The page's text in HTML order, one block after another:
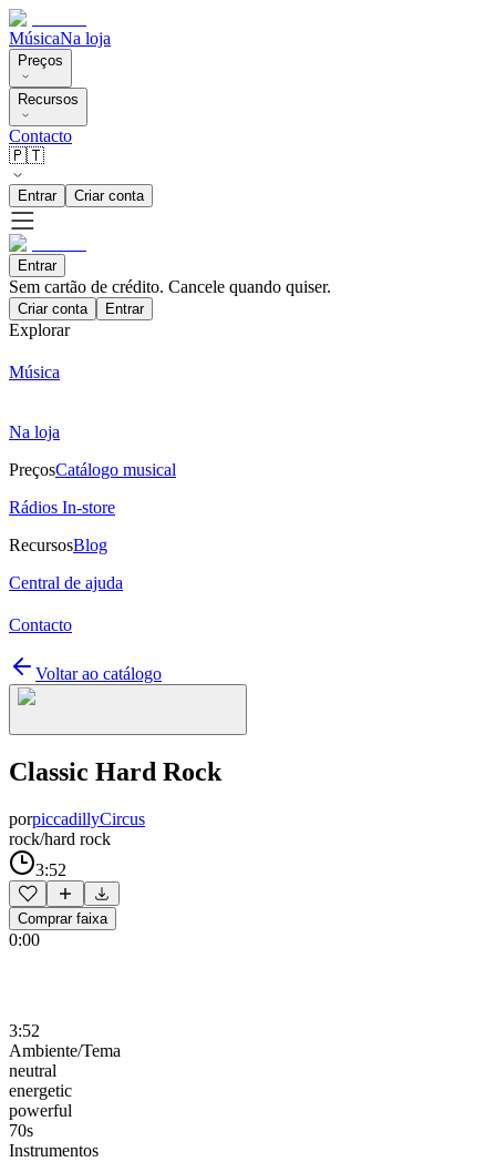
MúsicaNa loja
Preços
Recursos
Contacto
🇵🇹
Entrar Criar conta
Entrar
Sem cartão de crédito. Cancele quando quiser.
Criar conta Entrar
Explorar
Música
Na loja
PreçosCatálogo musical
Rádios In-store
RecursosBlog
Central de ajuda
Contacto
Voltar ao catálogo
Classic Hard Rock
porpiccadillyCircus
rock/hard rock
3:52
Comprar faixa
0:00
3:52
Ambiente/Tema
neutral
energetic
powerful
70s
Instrumentos